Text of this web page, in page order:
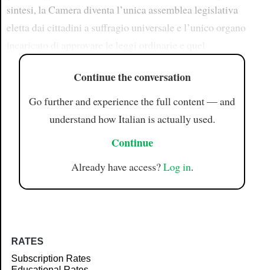
sintesi, la Camera diventa l’unica assemblea legislativa
eletta dai cittadini a suffragio universale e l’unico organo
Continue the conversation
Go further and experience the full content — and
understand how Italian is actually used.
Continue
Already have access?Log in.
RATES
Subscription Rates